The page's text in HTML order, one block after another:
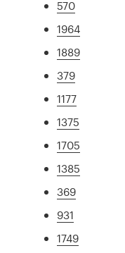
570
1964
1889
379
1177
1375
1705
1385
369
931
1749